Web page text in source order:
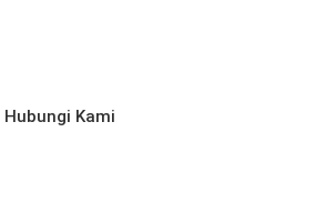
Hubungi Kami